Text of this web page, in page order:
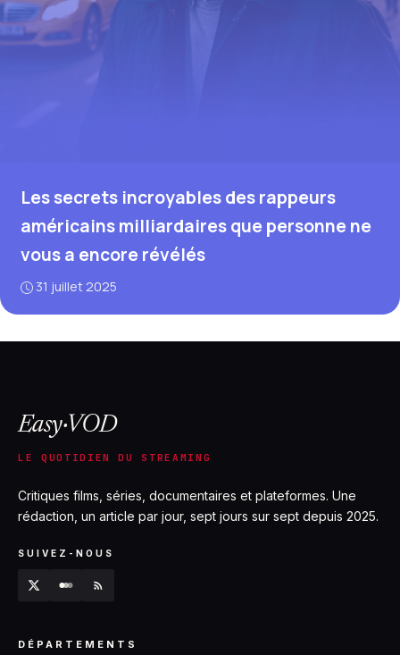
Les secrets incroyables des rappeurs
américains milliardaires que personne ne
vous a encore révélés
31 juillet 2025
Easy·VOD
LE QUOTIDIEN DU STREAMING
Critiques films, séries, documentaires et plateformes. Une
rédaction, un article par jour, sept jours sur sept depuis 2025.
SUIVEZ-NOUS
DÉPARTEMENTS